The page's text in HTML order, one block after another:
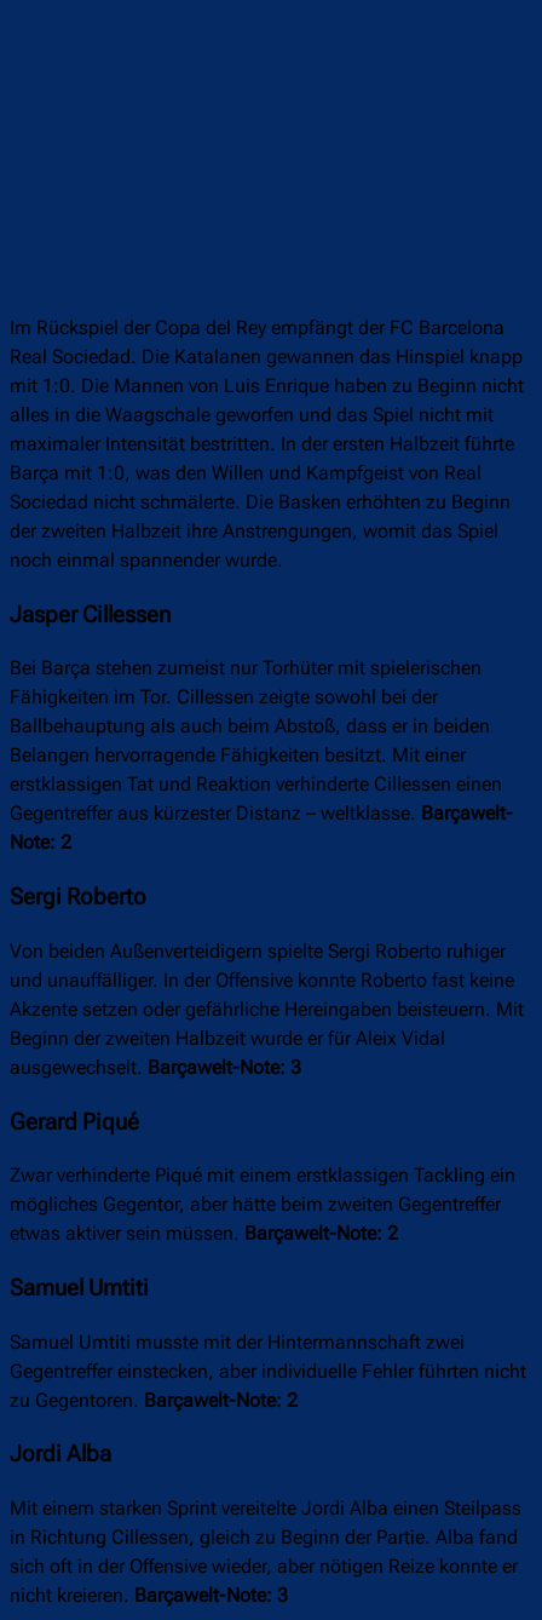
Im Rückspiel der Copa del Rey empfängt der FC Barcelona
Real Sociedad. Die Katalanen gewannen das Hinspiel knapp
mit 1:0. Die Mannen von Luis Enrique haben zu Beginn nicht
alles in die Waagschale geworfen und das Spiel nicht mit
maximaler Intensität bestritten. In der ersten Halbzeit führte
Barça mit 1:0, was den Willen und Kampfgeist von Real
Sociedad nicht schmälerte. Die Basken erhöhten zu Beginn
der zweiten Halbzeit ihre Anstrengungen, womit das Spiel
noch einmal spannender wurde.
Jasper Cillessen
Bei Barça stehen zumeist nur Torhüter mit spielerischen
Fähigkeiten im Tor. Cillessen zeigte sowohl bei der
Ballbehauptung als auch beim Abstoß, dass er in beiden
Belangen hervorragende Fähigkeiten besitzt. Mit einer
erstklassigen Tat und Reaktion verhinderte Cillessen einen
Gegentreffer aus kürzester Distanz – weltklasse. Barçawelt-
Note: 2
Sergi Roberto
Von beiden Außenverteidigern spielte Sergi Roberto ruhiger
und unauffälliger. In der Offensive konnte Roberto fast keine
Akzente setzen oder gefährliche Hereingaben beisteuern. Mit
Beginn der zweiten Halbzeit wurde er für Aleix Vidal
ausgewechselt. Barçawelt-Note: 3
Gerard Piqué
Zwar verhinderte Piqué mit einem erstklassigen Tackling ein
mögliches Gegentor, aber hätte beim zweiten Gegentreffer
etwas aktiver sein müssen. Barçawelt-Note: 2
Samuel Umtiti
Samuel Umtiti musste mit der Hintermannschaft zwei
Gegentreffer einstecken, aber individuelle Fehler führten nicht
zu Gegentoren. Barçawelt-Note: 2
Jordi Alba
Mit einem starken Sprint vereitelte Jordi Alba einen Steilpass
in Richtung Cillessen, gleich zu Beginn der Partie. Alba fand
sich oft in der Offensive wieder, aber nötigen Reize konnte er
nicht kreieren. Barçawelt-Note: 3